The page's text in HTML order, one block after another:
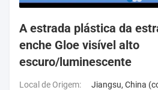
A estrada plástica da
enche Gloe visível alto
escuro/luminescente
Local de Origem:
Jiangsu, China